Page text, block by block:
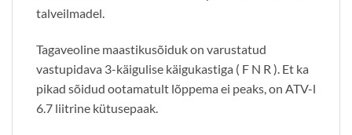
talveilmadel.
Tagaveoline maastikusõiduk on varustatud
vastupidava 3-käigulise käigukastiga ( F N R ). Et ka
pikad sõidud ootamatult lõppema ei peaks, on ATV-l
6.7 liitrine kütusepaak.